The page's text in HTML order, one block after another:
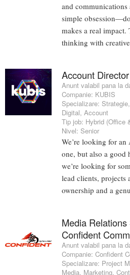
and
simple
makes a real
thinking with
Account
Anunt valabil pana la
Companie: KUBIS
Specializare: Strategie,
Digital, Account
Tip job: Hybrid (Office
Nivel: Senior
We’re looking for
one, but also a good
we’re looking for
lead clients, projects
ownership and a
Media
Confident
Anunt valabil pana la
Companie: Confident
Specializare: Project
Media, Marketing,